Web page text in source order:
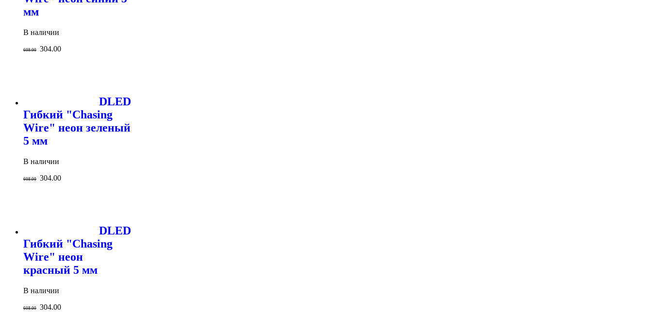
мм
В наличии
608.00 304.00
DLED
Гибкий "Chasing
Wire" неон зеленый
5 мм
В наличии
608.00 304.00
DLED
Гибкий "Chasing
Wire" неон
красный 5 мм
В наличии
608.00 304.00